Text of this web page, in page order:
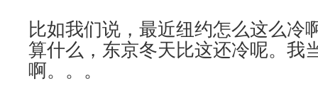
比如我们说，最近纽约怎么这么冷
算什么，东京冬天比这还冷呢。我
啊。。。